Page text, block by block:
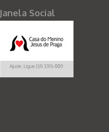
Janela Social